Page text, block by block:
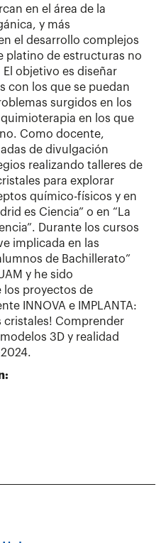
en el área de la
y más
el desarrollo complejos
platino de estructuras no
objetivo es diseñar
con los que se puedan
surgidos en los
en los que
Como docente,
de divulgación
realizando talleres de
para explorar
químico-físicos y en
es Ciencia” o en “La
Durante los cursos
implicada en las
de Bachillerato”
y he sido
los proyectos de
INNOVA e IMPLANTA:
cristales! Comprender
3D y realidad